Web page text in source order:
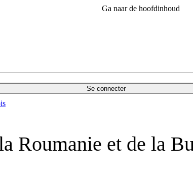
Ga naar de hoofdinhoud
Se connecter
Roumanie et de la